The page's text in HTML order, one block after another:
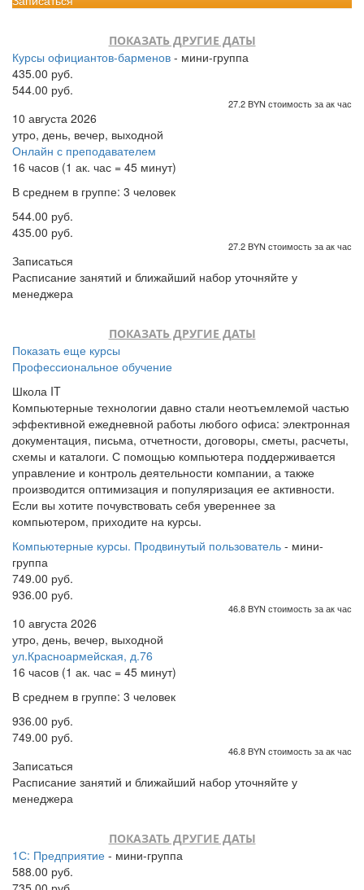
ПОКАЗАТЬ ДРУГИЕ ДАТЫ
Курсы официантов-барменов - мини-группа
435.00 руб.
544.00 руб.
27.2 BYN стоимость за ак час
10 августа 2026
утро, день, вечер, выходной
Онлайн с преподавателем
16 часов (1 ак. час = 45 минут)
В среднем в группе: 3 человек
544.00 руб.
435.00 руб.
27.2 BYN стоимость за ак час
Записаться
Расписание занятий и ближайший набор уточняйте у
менеджера
ПОКАЗАТЬ ДРУГИЕ ДАТЫ
Показать еще курсы
Профессиональное обучение
Школа IT
Компьютерные технологии давно стали неотъемлемой частью
эффективной ежедневной работы любого офиса: электронная
документация, письма, отчетности, договоры, сметы, расчеты,
схемы и каталоги. С помощью компьютера поддерживается
управление и контроль деятельности компании, а также
производится оптимизация и популяризация ее активности.
Если вы хотите почувствовать себя увереннее за
компьютером, приходите на курсы.
Компьютерные курсы. Продвинутый пользователь - мини-
группа
749.00 руб.
936.00 руб.
46.8 BYN стоимость за ак час
10 августа 2026
утро, день, вечер, выходной
ул.Красноармейская, д.76
16 часов (1 ак. час = 45 минут)
В среднем в группе: 3 человек
936.00 руб.
749.00 руб.
46.8 BYN стоимость за ак час
Записаться
Расписание занятий и ближайший набор уточняйте у
менеджера
ПОКАЗАТЬ ДРУГИЕ ДАТЫ
1С: Предприятие - мини-группа
588.00 руб.